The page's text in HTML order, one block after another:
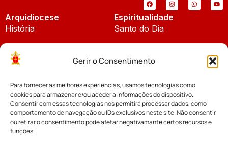
Gerir o Consentimento
Para fornecer as melhores experiências, usamos tecnologias como
cookies para armazenar e/ou aceder a informações do dispositivo.
Consentir com essas tecnologias nos permitirá processar dados, como
comportamento de navegação ou IDs exclusivos neste site. Não consentir
ou retirar o consentimento pode afetar negativamante certos recursos e
funções.
Arquidiocese
História
Padroeira
Espiritualidade
Santo do Dia
Notícias
Notícias da Arquidiocese
Notícias Cáritas
Cúria Diocesana
Fundo Diocesano